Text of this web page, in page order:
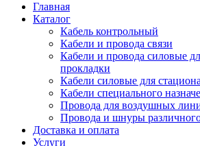
Главная
Каталог
Кабель контрольный
Кабели и провода связи
Кабели и провода силовые
прокладки
Кабели силовые для
Кабели специального
Провода для воздушных
Провода и шнуры
Доставка и оплата
Услуги